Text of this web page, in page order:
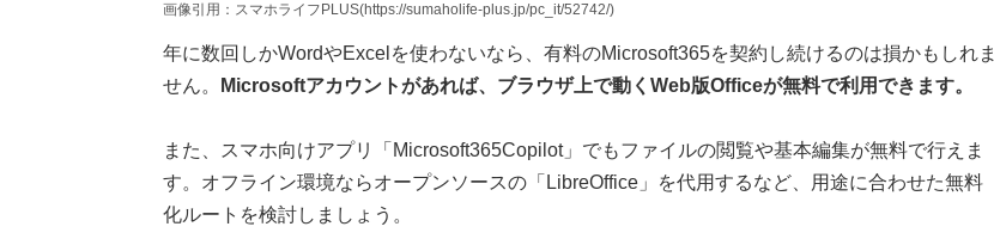
画像引用：スマホライフPLUS(https://sumaholife-plus.jp/pc_it/52742/)
年に数回しかWordやExcelを使わないなら、有料のMicrosoft365を契約し続けるのは損かもしれま
せん。
Microsoftアカウントがあれば、ブラウザ上で動くWeb版Officeが無料で利用できます。
また、スマホ向けアプリ「Microsoft365Copilot」でもファイルの閲覧や基本編集が無料で行えま
す。オフライン環境ならオープンソースの「LibreOffice」を代用するなど、用途に合わせた無料
化ルートを検討しましょう。